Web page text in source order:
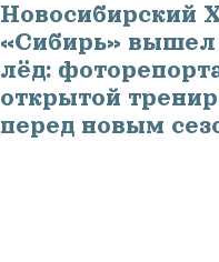
Новосибирский
«Сибирь» вышел
лёд:
открытой
перед новым